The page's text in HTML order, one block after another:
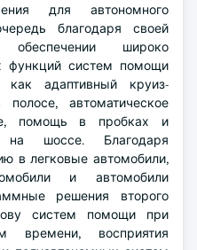
для автономного
благодаря своей
широко
функций систем помощи
как адаптивный круиз-
автоматическое
помощь в пробках и
на шоссе. Благодаря
в легковые автомобили,
и автомобили
решения второго
систем помощи при
времени, восприятия